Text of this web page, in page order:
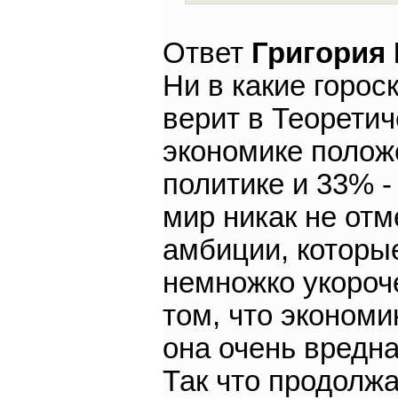
Ответ
Ни в какие
верит в
экономике
политике и 33%
мир никак не
амбиции,
немножко
том, что
она очень
Так что